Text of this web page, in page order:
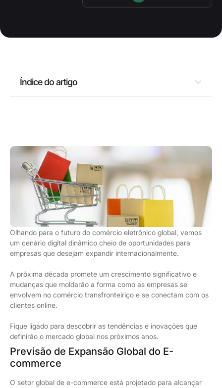
Índice do artigo
Olhando para o futuro do comércio eletrônico global, vemos
um cenário digital dinâmico cheio de oportunidades para
empresas que desejam expandir internacionalmente.
A próxima década promete um crescimento significativo e
mudanças que moldarão a forma como as empresas se
envolvem no comércio transfronteiriço e se conectam com os
clientes online.
Fique ligado para descobrir as tendências e inovações que
definirão o mercado global nos próximos anos.
Previsão de Expansão Global do E-
commerce
O setor global de e-commerce está projetado para alcançar